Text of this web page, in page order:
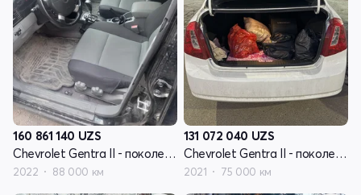
160 861 140 UZS
Chevrolet Gentra II - поколение
2022 88 000 км
131 072 040 UZS
Chevrolet Gentra II - поколение
2021 75 000 км